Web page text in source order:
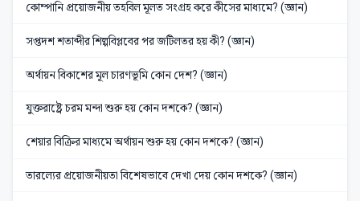
কোম্পানি প্রয়োজনীয় তহবিল মূলত সংগ্রহ করে কীসের মাধ্যমে? (জ্ঞান)
সপ্তদশ শতাব্দীর শিল্পবিপ্লবের পর জটিলতর হয় কী? (জ্ঞান)
অর্থায়ন বিকাশের মূল চারণভূমি কোন দেশ? (জ্ঞান)
যুক্তরাষ্ট্রে চরম মন্দা শুরু হয় কোন দশকে? (জ্ঞান)
শেয়ার বিক্রির মাধ্যমে অর্থায়ন শুরু হয় কোন দশকে? (জ্ঞান)
তারল্যের প্রয়োজনীয়তা বিশেষভাবে দেখা দেয় কোন দশকে? (জ্ঞান)